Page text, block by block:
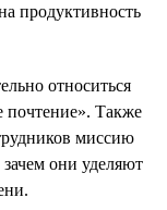
продуктивность
относиться
почтение». Также
миссию
они уделяют